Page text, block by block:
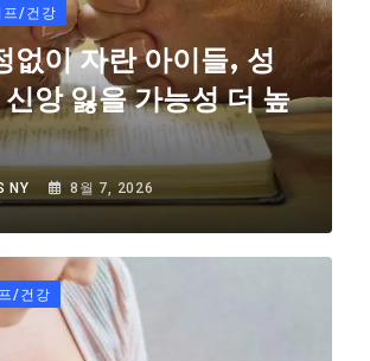
프/건강
없이 자란 아이들, 성
앙 잃을 가능성 더 높
NY 8월 7, 2026
/건강